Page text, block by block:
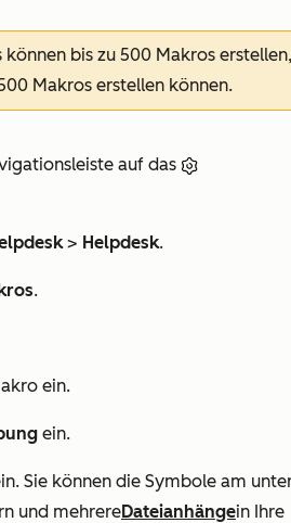
können bis zu 500 Makros erstellen,
Makros erstellen können.
auf das
> Helpdesk.
.
ein.
ein.
Sie können die Symbole am
und mehrereDateianhängein Ihre